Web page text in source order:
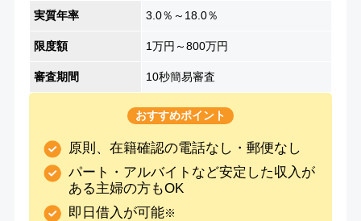
実質年率 3.0％～18.0％
限度額 1万円～800万円
審査期間 10秒簡易審査
おすすめポイント
原則、在籍確認の電話なし・郵便なし
パート・アルバイトなど安定した収入が
ある主婦の方もOK
即日借入が可能※